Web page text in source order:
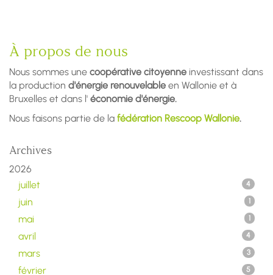
À propos de nous
Nous sommes une coopérative citoyenne investissant dans
la production d'énergie renouvelable en Wallonie et à
Bruxelles et dans l' économie d'énergie.
Nous faisons partie de la fédération Rescoop Wallonie.
Archives
2026
juillet
4
juin 1
mai 1
avril 4
mars 3
février 5